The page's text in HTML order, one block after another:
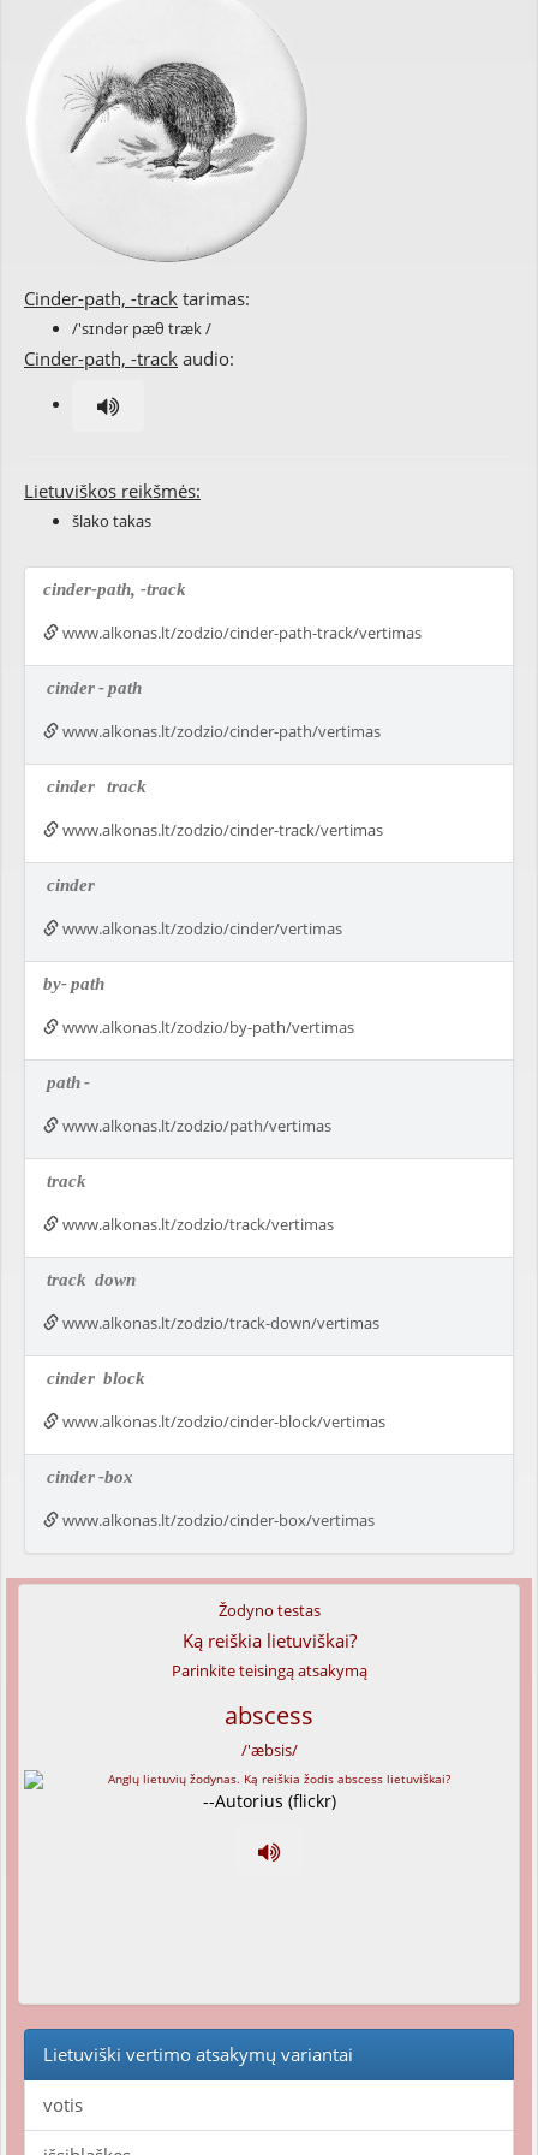
Cinder-path, -track tarimas:
/'sɪndər pæθ træk /
Cinder-path, -track audio:
Lietuviškos reikšmės:
šlako takas
cinder-path, -track
www.alkonas.lt/zodzio/cinder-path-track/vertimas
cinder-path
www.alkonas.lt/zodzio/cinder-path/vertimas
cinder track
www.alkonas.lt/zodzio/cinder-track/vertimas
cinder
www.alkonas.lt/zodzio/cinder/vertimas
by-path
www.alkonas.lt/zodzio/by-path/vertimas
path-
www.alkonas.lt/zodzio/path/vertimas
track
www.alkonas.lt/zodzio/track/vertimas
track down
www.alkonas.lt/zodzio/track-down/vertimas
cinder block
www.alkonas.lt/zodzio/cinder-block/vertimas
cinder-box
www.alkonas.lt/zodzio/cinder-box/vertimas
Žodyno testas
Ką reiškia lietuviškai?
Parinkite teisingą atsakymą
abscess
/'æbsis/
--Autorius (flickr)
Lietuviški vertimo atsakymų variantai
votis